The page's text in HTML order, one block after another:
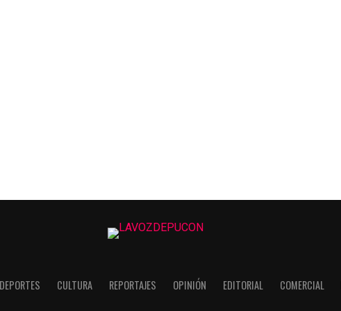
DEPORTES CULTURA REPORTAJES OPINIÓN EDITORIAL COMERCIAL